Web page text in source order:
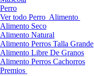
Perro
Ver todo Perro Alimento
Alimento Seco
Alimento Natural
Alimento Perros Talla Grande
Alimento Libre De Granos
Alimento Perros Cachorros
Premios